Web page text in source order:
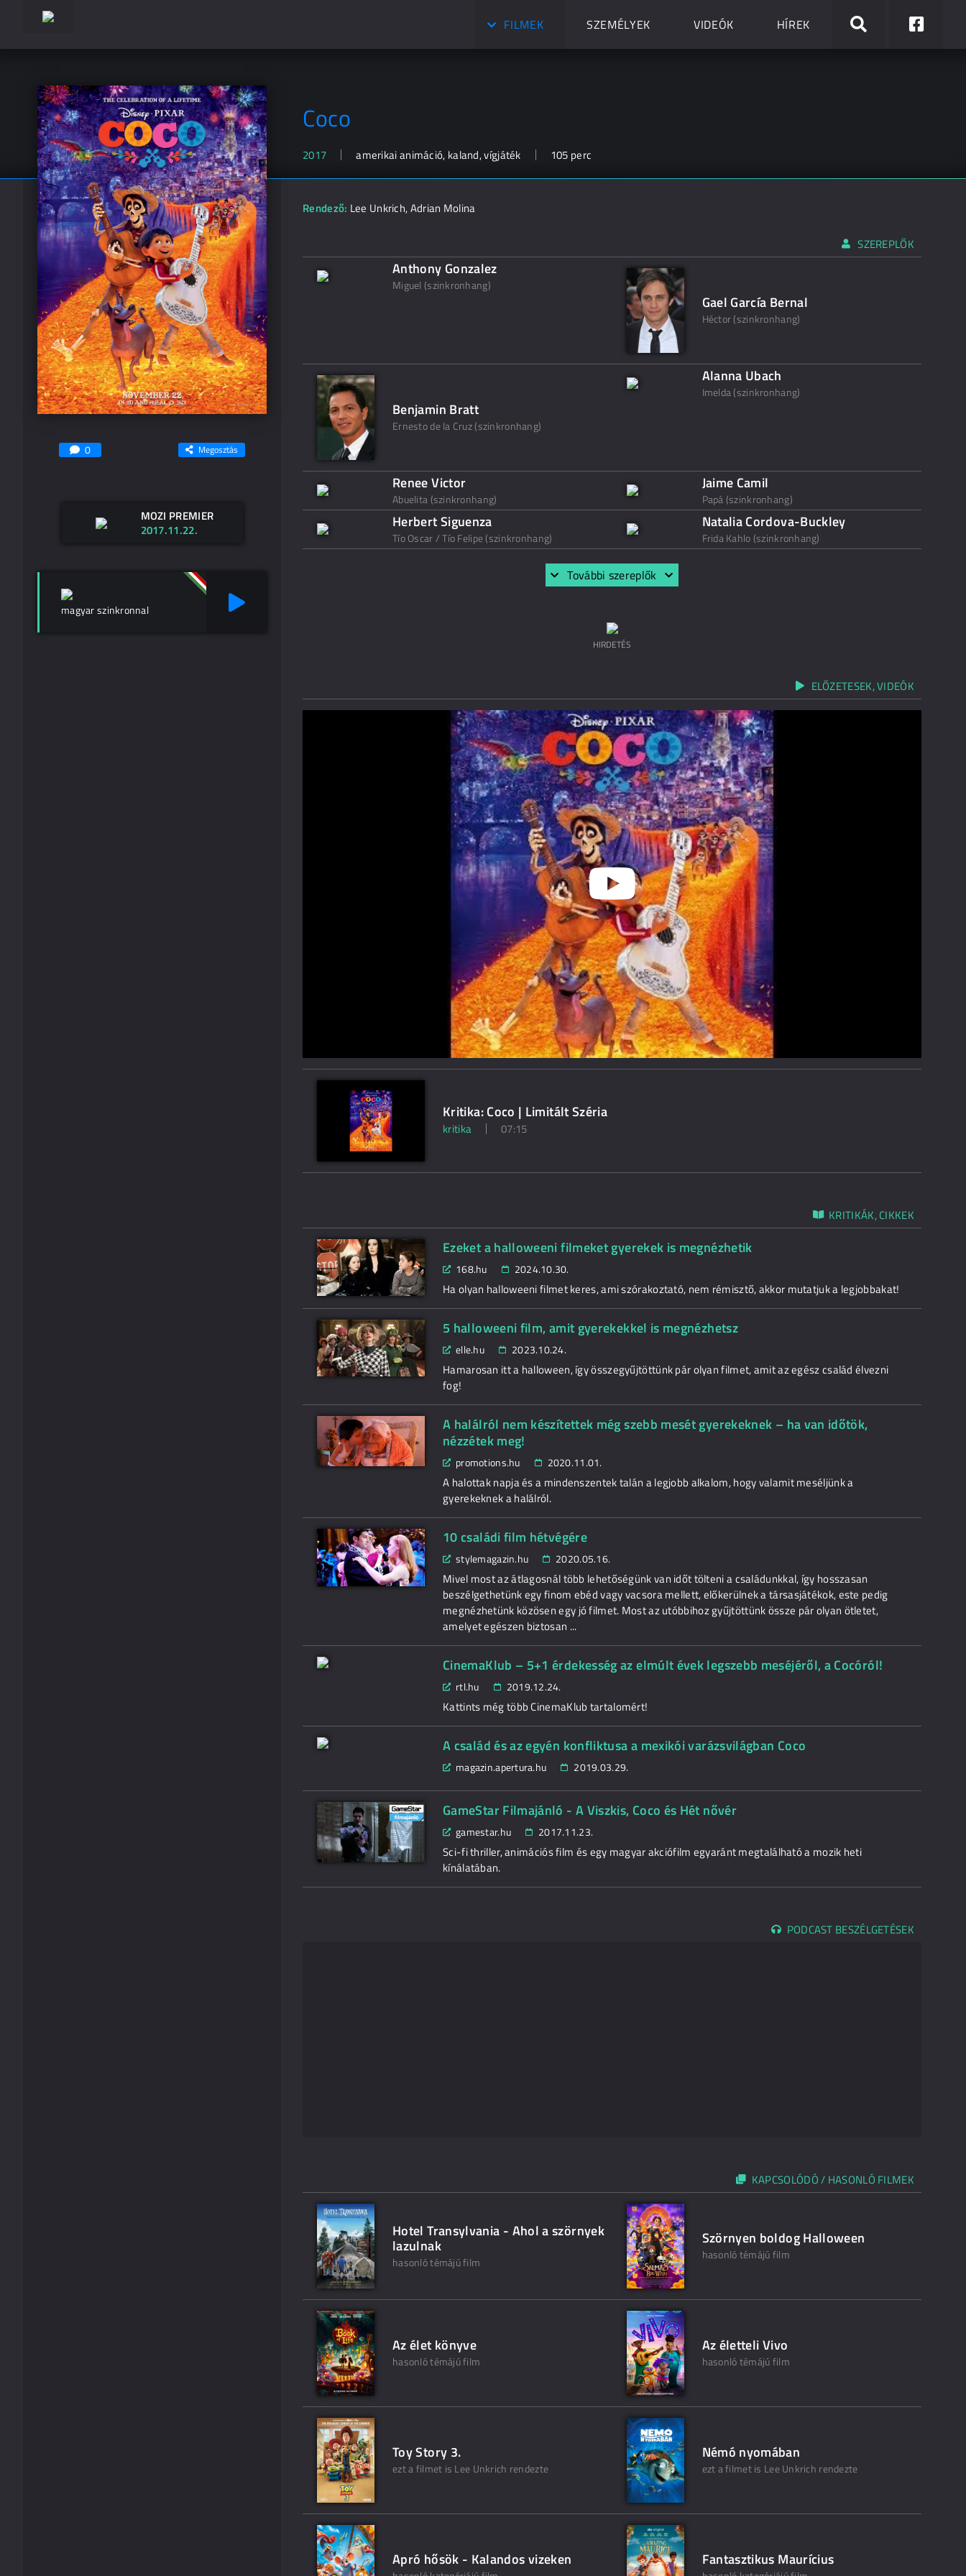
FILMEK SZEMÉLYEK VIDEÓK HÍREK
Coco
2017 amerikai animáció, kaland, vígjáték 105 perc
0 Megosztás
MOZI PREMIER
2017.11.22.
magyar szinkronnal
Rendező: Lee Unkrich,Adrian Molina
SZEREPLŐK
Anthony Gonzalez
Miguel (szinkronhang)
Gael García Bernal
Héctor (szinkronhang)
Benjamin Bratt
Ernesto de la Cruz (szinkronhang)
Alanna Ubach
Imelda (szinkronhang)
Renee Victor
Abuelita (szinkronhang)
Jaime Camil
Papá (szinkronhang)
Herbert Siguenza
Tío Oscar / Tío Felipe (szinkronhang)
Natalia Cordova-Buckley
Frida Kahlo (szinkronhang)
További szereplők
HIRDETÉS
ELŐZETESEK, VIDEÓK
Kritika: Coco | Limitált Széria
kritika 07:15
KRITIKÁK, CIKKEK
Ezeket a halloweeni filmeket gyerekek is megnézhetik
168.hu 2024.10.30.
Ha olyan halloweeni filmet keres, ami szórakoztató, nem rémisztő, akkor mutatjuk a legjobbakat!
5 halloweeni film, amit gyerekekkel is megnézhetsz
elle.hu 2023.10.24.
Hamarosan itt a halloween, így összegyűjtöttünk pár olyan filmet, amit az egész család élvezni
fog!
A halálról nem készítettek még szebb mesét gyerekeknek – ha van időtök,
nézzétek meg!
promotions.hu 2020.11.01.
A halottak napja és a mindenszentek talán a legjobb alkalom, hogy valamit meséljünk a
gyerekeknek a halálról.
10 családi film hétvégére
stylemagazin.hu 2020.05.16.
Mivel most az átlagosnál több lehetőségünk van időt tölteni a családunkkal, így hosszasan
beszélgethetünk egy finom ebéd vagy vacsora mellett, előkerülnek a társasjátékok, este pedig
megnézhetünk közösen egy jó filmet. Most az utóbbihoz gyűjtöttünk össze pár olyan ötletet,
amelyet egészen biztosan ...
CinemaKlub – 5+1 érdekesség az elmúlt évek legszebb meséjéről, a Cocóról!
rtl.hu 2019.12.24.
Kattints még több CinemaKlub tartalomért!
A család és az egyén konfliktusa a mexikói varázsvilágban Coco
magazin.apertura.hu 2019.03.29.
GameStar Filmajánló - A Viszkis, Coco és Hét nővér
gamestar.hu 2017.11.23.
Sci-fi thriller, animációs film és egy magyar akciófilm egyaránt megtalálható a mozik heti
kínálatában.
PODCAST BESZÉLGETÉSEK
KAPCSOLÓDÓ / HASONLÓ FILMEK
Hotel Transylvania - Ahol a szörnyek
lazulnak
hasonló témájú film
Szörnyen boldog Halloween
hasonló témájú film
Az élet könyve
hasonló témájú film
Az életteli Vivo
hasonló témájú film
Toy Story 3.
ezt a filmet is Lee Unkrich rendezte
Némó nyomában
ezt a filmet is Lee Unkrich rendezte
Apró hősök - Kalandos vizeken Fantasztikus Maurícius